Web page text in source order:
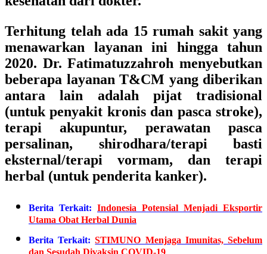
Terhitung telah ada 15 rumah sakit yang
menawarkan layanan ini hingga tahun
2020. Dr. Fatimatuzzahroh menyebutkan
beberapa layanan T&CM yang diberikan
antara lain adalah pijat tradisional
(untuk penyakit kronis dan pasca stroke),
terapi akupuntur, perawatan pasca
persalinan, shirodhara/terapi basti
eksternal/terapi vormam, dan terapi
herbal (untuk penderita kanker).
Berita Terkait: Indonesia Potensial Menjadi Eksportir
Utama Obat Herbal Dunia
Berita Terkait: STIMUNO Menjaga Imunitas, Sebelum